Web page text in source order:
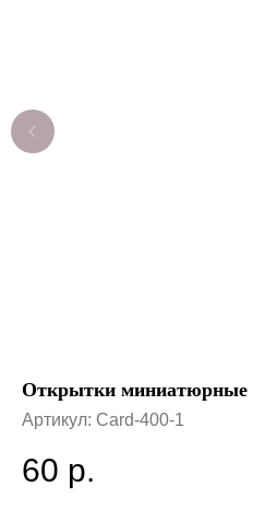
Открытки миниатюрные
Артикул: Card-400-1
60 р.